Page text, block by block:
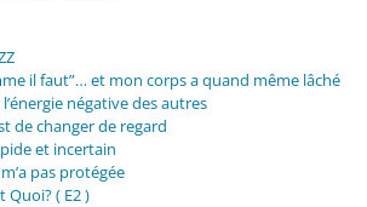
il faut”… et mon corps a quand même lâché
négative des autres
de changer de regard
et incertain
pas protégée
Quoi? ( E2 )